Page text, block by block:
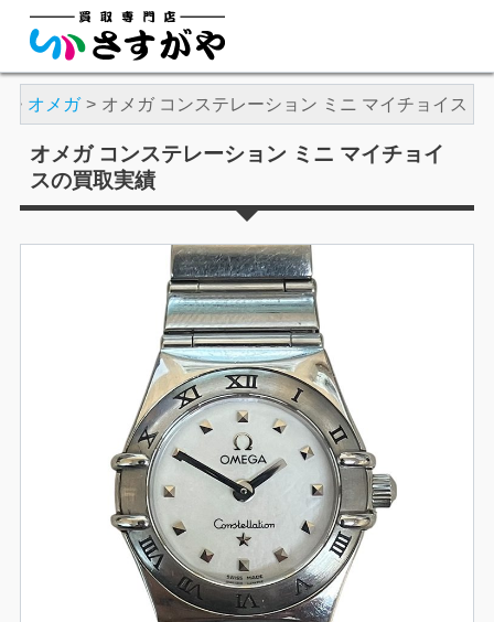
オメガ オメガ コンステレーション ミニ マイチョイス
オメガ コンステレーション ミニ マイチョイ
スの買取実績